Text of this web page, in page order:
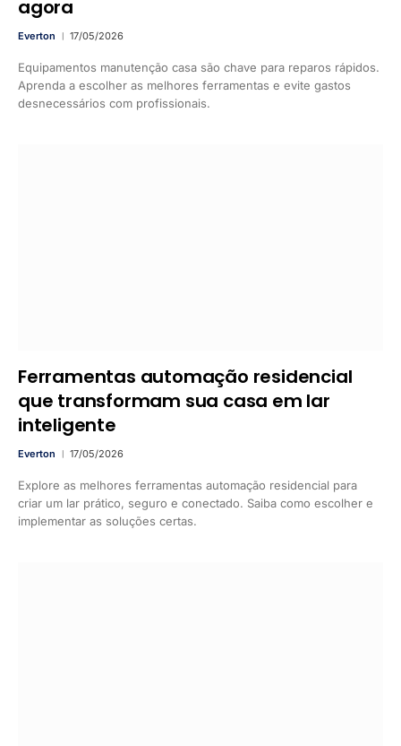
agora
Everton 17/05/2026
Equipamentos manutenção casa são chave para reparos rápidos.
Aprenda a escolher as melhores ferramentas e evite gastos
desnecessários com profissionais.
Ferramentas automação residencial
que transformam sua casa em lar
inteligente
Everton 17/05/2026
Explore as melhores ferramentas automação residencial para
criar um lar prático, seguro e conectado. Saiba como escolher e
implementar as soluções certas.